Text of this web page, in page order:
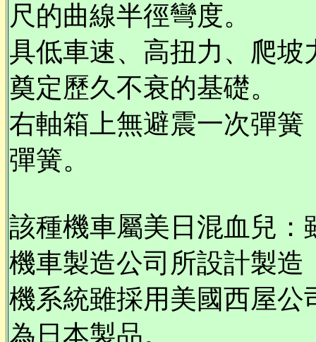
尺的曲線半徑彎度。
具低車速、高扭力、爬
奠定歷久不衰的基礎。
右軸箱上無避震一次彈
彈簧。
該種機車屬美日混血兒
機車製造公司所設計製
機系統雖採用美國西屋公
為日本製品。